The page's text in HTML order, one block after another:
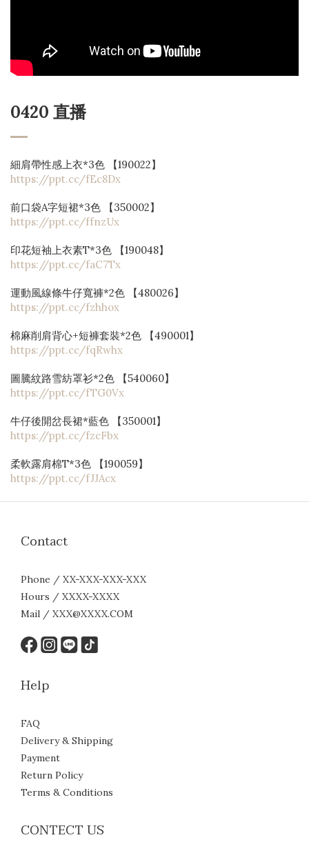
0420 直播
細肩帶性感上衣*3色 【190022】
https://ppt.cc/fEc8Dx
前口袋A字短裙*3色 【350002】
https://ppt.cc/ffnzUx
印花短袖上衣素T*3色 【190048】
https://ppt.cc/faC7Tx
運動風線條牛仔寬褲*2色 【480026】
https://ppt.cc/fzhhox
棉麻削肩背心+短褲套裝*2色 【490001】
https://ppt.cc/fqRwhx
圖騰紋路雪紡罩衫*2色 【540060】
https://ppt.cc/fTG0Vx
牛仔後開岔長裙*藍色 【350001】
https://ppt.cc/fzcFbx
柔軟露肩棉T*3色 【190059】
https://ppt.cc/fJJAcx
Contact
Phone / XX-XXX-XXX-XXX
Hours / XXXX-XXXX
Mail / XXX@XXXX.COM
Help
FAQ
Delivery & Shipping
Payment
Return Policy
Terms & Conditions
CONTECT US